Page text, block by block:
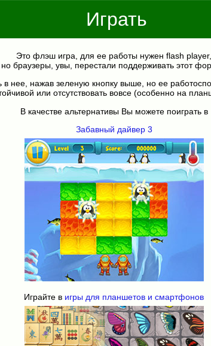
Играть
Это флэш игра, для ее работы нужен flash player,
но браузеры, увы, перестали поддерживать этот
нее, нажав зеленую кнопку выше, но ее
или отсутствовать вовсе (особенно на
В качестве альтернативы Вы можете поиграть в
Забавный дайвер 3
Играйте в игры для планшетов и смартфонов